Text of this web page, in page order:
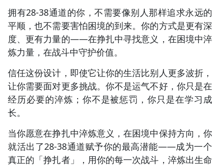
拥有28-38通道的你，不需要像别人那样追求永远的
平顺，也不需要害怕困境的到来。你的方式是更有深
度、更有力量的——在挣扎中寻找意义，在困境中淬
炼力量，在战斗中守护价值。
信任这份设计，即使它让你的生活比别人更多波折，
让你需要面对更多挑战。你不是运气不好，你只是在
经历必要的淬炼；你不是被惩罚，你只是在学习成
长。
当你愿意在挣扎中淬炼意义，在困境中保持方向，你
就活出了28-38通道赋予你的最高潜能——成为一个
真正的「挣扎者」，用你的每一次战斗，淬炼出生命